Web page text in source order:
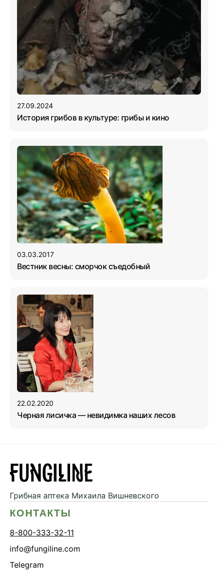
27.09.2024
История грибов в культуре: грибы и кино
03.03.2017
Вестник весны: сморчок съедобный
22.02.2020
Черная лисичка — невидимка наших лесов
Грибная аптека Михаила Вишневского
КОНТАКТЫ
8-800-333-32-11
info@fungiline.com
Telegram